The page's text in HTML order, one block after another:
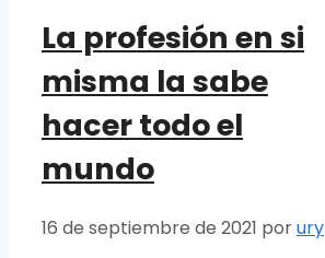
La profesión en si
misma la sabe
hacer todo el
mundo
16 de septiembre de 2021 porury